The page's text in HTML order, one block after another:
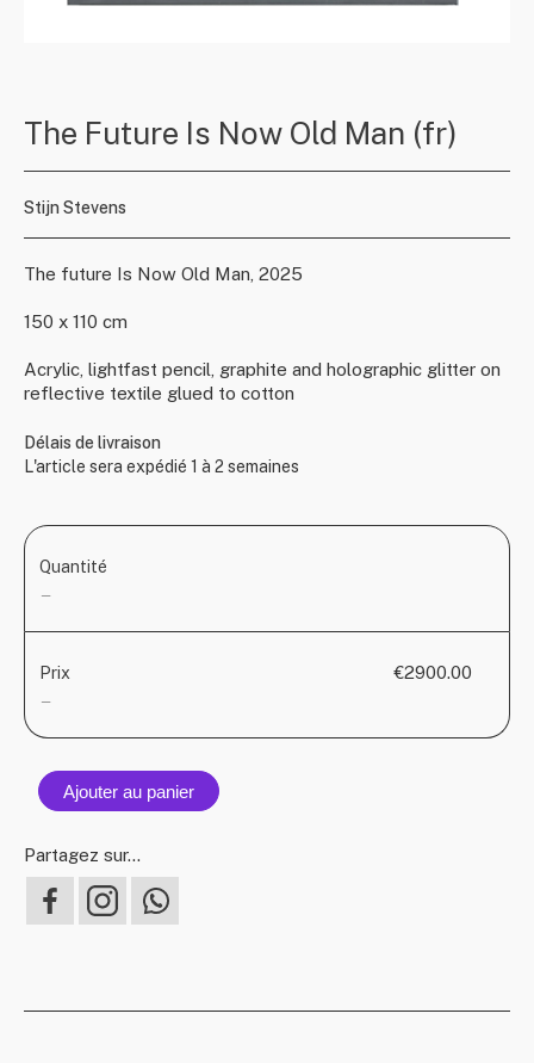
The Future Is Now Old Man (fr)
Stijn Stevens
The future Is Now Old Man, 2025
150 x 110 cm
Acrylic, lightfast pencil, graphite and holographic glitter on
reflective textile glued to cotton
Délais de livraison
L'article sera expédié 1 à 2 semaines
Quantité
—
Prix
—
€2900.00
Ajouter au panier
Partagez sur...